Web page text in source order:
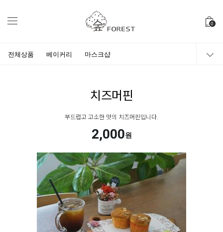
0
전체상품 베이커리 마스크샵
치즈머핀
부드럽고 고소한 맛의 치즈머핀입니다.
2,000원